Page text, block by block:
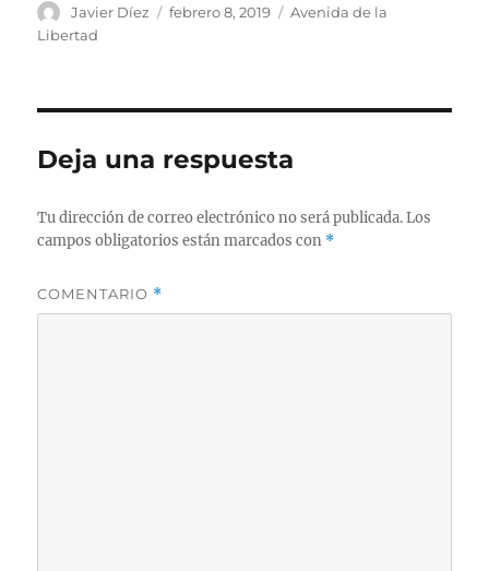
Autor
Javier Díez
Publicado
febrero 8, 2019 Categorías
Avenida de la
Libertad
Deja una respuesta
Tu dirección de correo electrónico no será publicada. Los
campos obligatorios están marcados con *
COMENTARIO *